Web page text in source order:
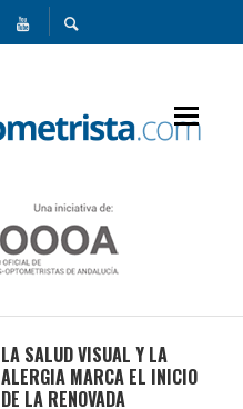
LA SALUD VISUAL Y LA
ALERGIA MARCA EL INICIO
DE LA RENOVADA